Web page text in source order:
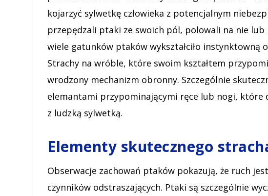
kojarzyć sylwetkę człowieka z potencjalnym
przepędzali ptaki ze swoich pól, polowali na nie lub
wiele gatunków ptaków wykształciło instynktowną
Strachy na wróble, które swoim kształtem
wrodzony mechanizm obronny. Szczególnie
elemantami przypominającymi ręce lub nogi, które
z ludzką sylwetką.
Elementy skutecznego
Obserwacje zachowań ptaków pokazują, że ruch
czynników odstraszających. Ptaki są szczególnie